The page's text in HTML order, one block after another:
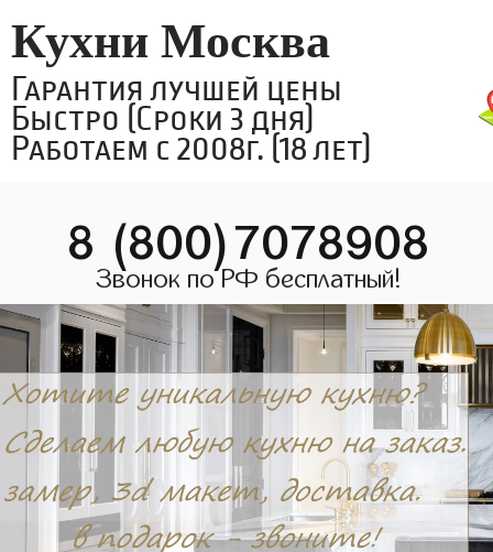
Кухни Москва
Гарантия лучшей цены
Быстро (Сроки 3 дня)
Работаем с 2008г. (18 лет)
8 (800)7078908
Звонок по РФ бесплатный!